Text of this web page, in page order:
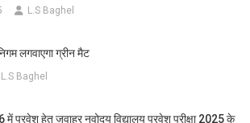
L.S Baghel
लगवाएगा ग्रीन मैट
L.S Baghel
प्रवेश हेतु जवाहर नवोदय विद्यालय प्रवेश परीक्षा 2025 के